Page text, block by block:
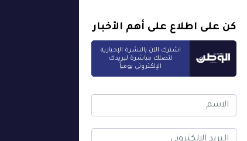
كن على اطلاع على أهم الأخبار
اشترك الآن بالنشرة الإخبارية
لتصلك مباشرة لبريدك
الإلكتروني يومياً